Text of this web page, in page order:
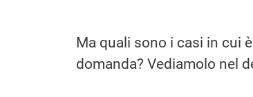
Ma quali sono i casi in cui
domanda? Vediamolo nel